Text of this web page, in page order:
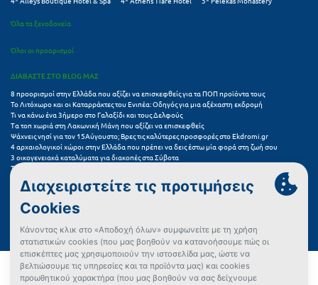
Όλα τα ξενοδοχεία
Όλοι οι προορισμοί
ΔΙΑΒΑΣΤΕ ΣΤΟ BLOG ΜΑΣ
8 προορισμοί στην Ελλάδα που αξίζει να επισκεφθείς για τα ΠΟΠ προϊόντα τους
Το Λιτόχωρο και οι Καταρράκτες του Ενιπέα: Οδηγός για μια αξέχαστη εκδρομή
Τι να κάνω ένα 3ήμερο στο Γαλαξίδι και τους Δελφούς
Τα τοπ χωριά στη Λακωνική Μάνη που αξίζει να επισκεφθείς
Ψάχνεις νησί για τον 15Αύγουστο; Βρες τις καλύτερες προσφορές στο Ekdromi.gr
4 αρχαιολογικοί χώροι στην Ελλάδα που πρέπει να δεις έστω μία φορά στη ζωή σου
3 οικογενειακά καταλύματα για διακοπές στα Σύβοτα
Τα 11 καλύτερα καλοκαιρινά resorts στην Ελλάδα
7 μικρά ελληνικά νησιά για αξέχαστες καλοκαιρινές διακοπές
5+1 ινσταγκραμικές παραλίες στην Ελλάδα που αξίζουν μια θέση στο feed σου
Συχνές Ερωτήσεις (FAQs) για Ξενοδοχεία
Όροι χρήσης
Πολιτική Προστασίας Προσωπικών Δεδομένων